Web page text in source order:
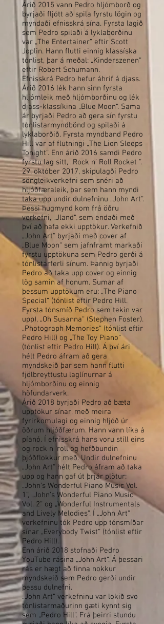
Árið 2015 vann Pedro hljómborð og
byrjaði fljótt að spila fyrstu lögin og
myndaði efnisskrá sína. Fyrsta lagið
sem Pedro spilaði á lyklaborðinu
var „The Entertainer“ eftir Scott
Joplin. Hann flutti einnig klassíska
tónlist, þar á meðal: „Kinderszenen“
eftir Robert Schumann.
Efnisskrá Pedro hefur áhrif á djass.
Árið 2016 lék hann sinn fyrsta
hljómleik með hljómborðinu og lék
djass-klassíkina „Blue Moon“. Sama
ár byrjaði Pedro að gera sín fyrstu
tónlistarmyndbönd og spilaði á
lyklaborðið. Fyrsta myndband Pedro
Hill var af flutningi „The Lion Sleeps
Tonight“. Enn árið 2016 samdi Pedro
fyrstu lag sitt, „Rock n’ Roll Rocket “.
29. október 2017, skipulagði Pedro
söngleikverkefni sem snéri að
hljóðfæraleik, þar sem hann myndi
taka upp undir dulnefninu „John Art“.
Þessi hugmynd kom frá öðru
verkefni, „Jland“, sem endaði með
því að hafa ekki upptökur. Verkefnið
„John Art“ byrjaði með cover af
„Blue Moon“ sem jafnframt markaði
fyrstu upptökuna sem Pedro gerði á
tónlistarferli sínum. Þannig byrjaði
Pedro að taka upp cover og einnig
lög samin af honum. Sumar af
þessum upptökum eru: „The Piano
Special“ (tónlist eftir Pedro Hill.
Fyrsta tónsmíð Pedro sem tekin var
upp), „Oh Susanna“ (Stephen Foster).
„Photograph Memories“ (tónlist eftir
Pedro Hill) og „The Toy Piano“
(tónlist eftir Pedro Hill). Á því ári
hélt Pedro áfram að gera
myndskeið þar sem hann flutti
fjölbreyttustu laglínurnar á
hljómborðinu og einnig
höfundarverk.
Árið 2018 byrjaði Pedro að bæta
upptökur sínar, með meira
fyrirkomulagi og einnig hljóð úr
öðrum hljóðfærum. Hann vann líka á
píanó. Í efnisskrá hans voru stíll eins
og rock n 'roll og hefðbundin
þjóðflokkur með. Undir dulnefninu
„John Art“ hélt Pedro áfram að taka
upp og hann gaf út þrjár plötur:
„John's Wonderful Piano Music Vol.
1“, „John's Wonderful Piano Music
Vol. 2“ og „Wonderful Instrumentals
and Lively Melodies“. Í „John Art“
verkefninu tók Pedro upp tónsmíðar
sínar „Everybody Twist“ (tónlist eftir
Pedro Hill).
Enn árið 2018 stofnaði Pedro
YouTube rásina „John Art“. Á þessari
rás er hægt að finna nokkur
myndskeið sem Pedro gerði undir
þessu dulnefni.
„John Art“ verkefninu var lokið svo
tónlistarmaðurinn gæti kynnt sig
sem „Pedro Hill“. Frá þeirri stundu